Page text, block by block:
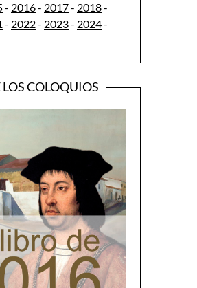
- 2016- 2017- 2018-
- 2022- 2023- 2024-
COLOQUIOS